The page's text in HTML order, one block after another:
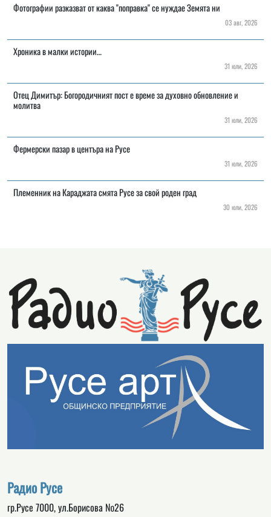
Фотографии разказват от каква "поправка" се нуждае Земята ни
03 авг, 2026
Хроника в малки истории…
31 юли, 2026
Отец Димитър: Богородичният пост е време за духовно обновление и
молитва
31 юли, 2026
Фермерски пазар в центъра на Русе
31 юли, 2026
Племенник на Караджата смята Русе за свой роден град
30 юли, 2026
Радио Русе
гр.Русе 7000, ул.Борисова №26